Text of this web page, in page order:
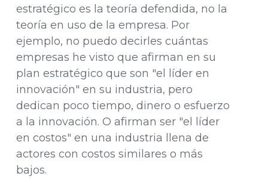
estratégico es la teoría defendida, no la
teoría en uso de la empresa. Por
ejemplo, no puedo decirles cuántas
empresas he visto que afirman en su
plan estratégico que son "el líder en
innovación" en su industria, pero
dedican poco tiempo, dinero o esfuerzo
a la innovación. O afirman ser "el líder
en costos" en una industria llena de
actores con costos similares o más
bajos.